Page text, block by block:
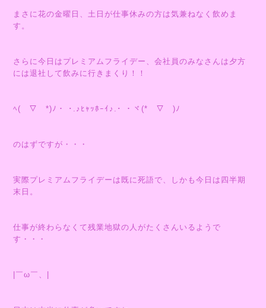
まさに花の金曜日、土日が仕事休みの方は気兼ねなく飲めま
す。
さらに今日はプレミアムフライデー、会社員のみなさんは夕方
には退社して飲みに行きまくり！！
ﾍ(￣▽￣*)ﾉ・ ･.♪ﾋｬｯﾎｰｲ♪.･ ・ヾ(*￣▽￣)ﾉ
のはずですが・・・
実際プレミアムフライデーは既に死語で、しかも今日は四半期
末日。
仕事が終わらなくて残業地獄の人がたくさんいるようで
す・・・
|￣ω￣、|